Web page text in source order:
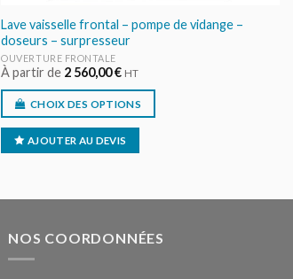
Lave vaisselle frontal – pompe de vidange –
doseurs – surpresseur
OUVERTURE FRONTALE
À partir de 2 560,00€ HT
CHOIX DES OPTIONS
AJOUTER AU DEVIS
NOS COORDONNÉES